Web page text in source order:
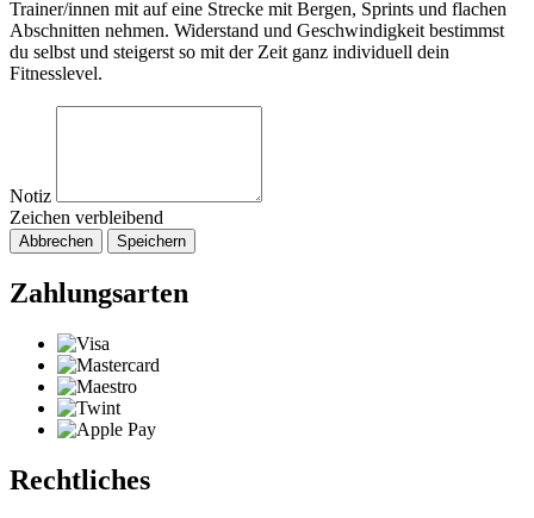
Trainer/innen mit auf eine Strecke mit Bergen, Sprints und flachen
Abschnitten nehmen. Widerstand und Geschwindigkeit bestimmst
du selbst und steigerst so mit der Zeit ganz individuell dein
Fitnesslevel.
Notiz
Zeichen verbleibend
Abbrechen Speichern
Zahlungsarten
Rechtliches